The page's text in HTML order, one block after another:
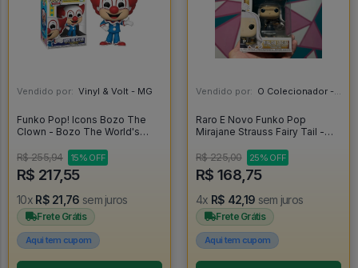
Vendido por: Vinyl & Volt - MG
Funko Pop! Icons Bozo The
Clown - Bozo The World's
R$ 255,94
15% OFF
R$ 217,55
10x R$ 21,76 sem juros
Frete Grátis
Aqui tem cupom
Vendido por: O Colecionador - SP
Raro E Novo Funko Pop
Mirajane Strauss Fairy Tail -
R$ 225,00
25% OFF
R$ 168,75
4x R$ 42,19 sem juros
Frete Grátis
Aqui tem cupom